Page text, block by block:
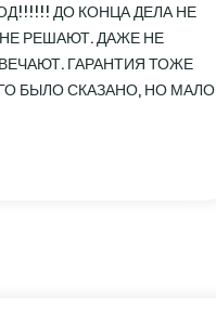
ДО КОНЦА ДЕЛА НЕ
РЕШАЮТ. ДАЖЕ НЕ
ГАРАНТИЯ ТОЖЕ
БЫЛО СКАЗАНО, НО МАЛО